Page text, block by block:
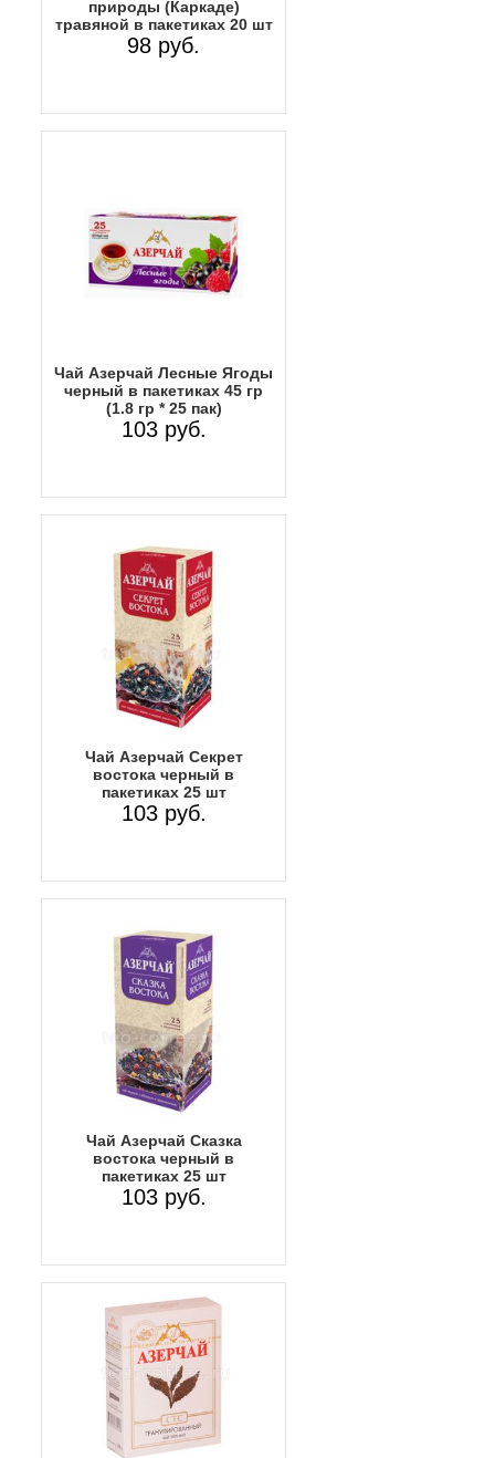
природы (Каркаде)
травяной в пакетиках 20 шт
98 руб.
Чай Азерчай Лесные Ягоды
черный в пакетиках 45 гр
(1.8 гр * 25 пак)
103 руб.
Чай Азерчай Секрет
востока черный в
пакетиках 25 шт
103 руб.
Чай Азерчай Сказка
востока черный в
пакетиках 25 шт
103 руб.